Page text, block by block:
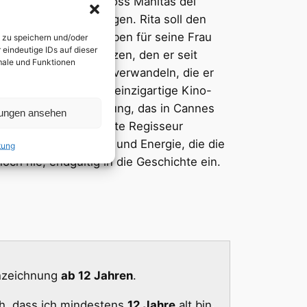
speichern und/oder
IDs auf dieser
und Funktionen
ansehen
Mafia-Welt aussteigen. Rita soll den
ein neues Leben für seine Frau
einen Plan umsetzen, den er seit
ganz in die Frau zu verwandeln, die er
weniger als eine einzigartige Kino-
Starbesetzung, das in Cannes
preisgekrönte Regisseur
voller Vitalität und Energie, die die
nie, endgültig in die Geschichte ein.
ab 12 Jahren.